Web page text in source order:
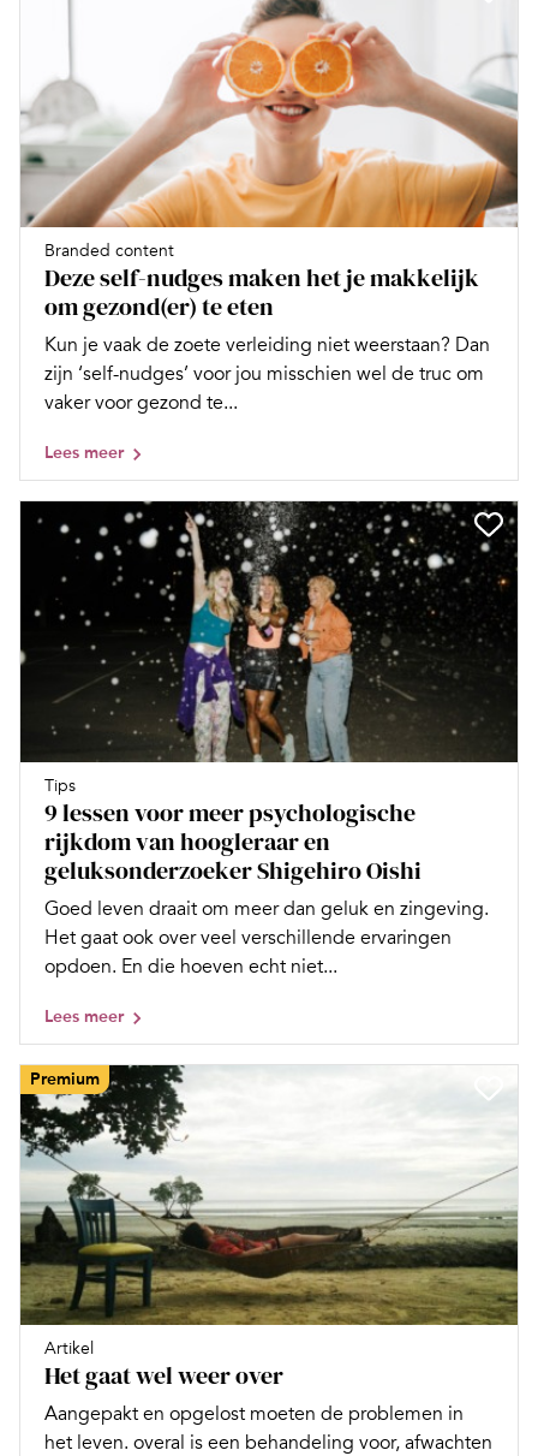
Branded content
Deze self-nudges maken het je makkelijk
om gezond(er) te eten
Kun je vaak de zoete verleiding niet weerstaan? Dan
zijn ‘self-nudges’ voor jou misschien wel de truc om
vaker voor gezond te...
Lees meer
Tips
9 lessen voor meer psychologische
rijkdom van hoogleraar en
geluksonderzoeker Shigehiro Oishi
Goed leven draait om meer dan geluk en zingeving.
Het gaat ook over veel verschillende ervaringen
opdoen. En die hoeven echt niet...
Lees meer
Premium
Artikel
Het gaat wel weer over
Aangepakt en opgelost moeten de problemen in
het leven. overal is een behandeling voor, afwachten